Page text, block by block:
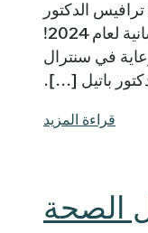
الدكتور
هيمالي باتيل كأفضل شخصية إنسانية لعام 2024!
في سنترال
باتيل [...].
قراءة المزيد
الصحة